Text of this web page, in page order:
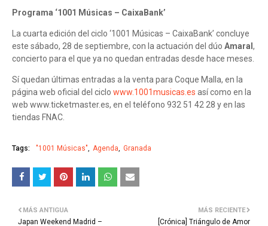
Programa ‘1001 Músicas – CaixaBank’
La cuarta edición del ciclo ‘1001 Músicas – CaixaBank’ concluye
este sábado, 28 de septiembre, con la actuación del dúo Amaral ,
concierto para el que ya no quedan entradas desde hace meses.
Sí quedan últimas entradas a la venta para Coque Malla, en la
página web oficial del ciclo www.1001musicas.es así como en la
web www.ticketmaster.es, en el teléfono 932 51 42 28 y en las
tiendas FNAC.
Tags: "1001 Músicas" Agenda Granada
MÁS RECIENTE
[Crónica] Triángulo de Amor
MÁS ANTIGUA
Japan Weekend Madrid –